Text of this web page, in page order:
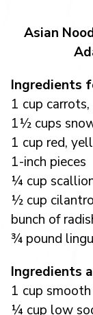
Asian
Ingredients
1 cup
1½ cups
1 cup red,
1-inch pieces
¼ cup
½ cup
bunch of
¾ pound
Ingredients
1 cup
¼ cup low